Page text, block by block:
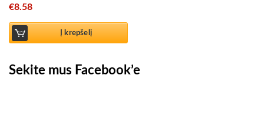
€8.58
Į krepšelį
Sekite mus Facebook’e